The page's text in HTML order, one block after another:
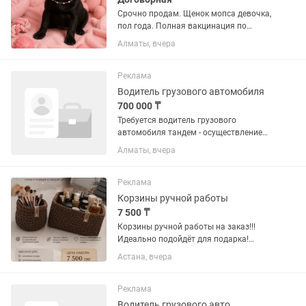
Срочно продам. Щенок мопса девочка,
пол года. Полная вакцинация по
возрасту✅ Клеймо✅ Обработана от
паразитов✅ Приучена к улице.
Кличка на букву И... по...
Алматы, вчера
Реклама
Водитель грузового автомобиля
700 000 ₸
Требуется водитель грузового
автомобиля тандем - осуществление
международных перевозок: Китай -СНГ
Формат работы -разъездной; - Оплата
000тнг - Контроль погрузки и...
Алматы, вчера
Реклама
Корзины ручной работы
7 500 ₸
Корзины ручной работы на заказ!!!
Идеально подойдёт для подарка!
Размеры от 10 до 25 см Цвет любой на
выбор! Форма: круг, квадрат, овал.
Астана, вчера
Реклама